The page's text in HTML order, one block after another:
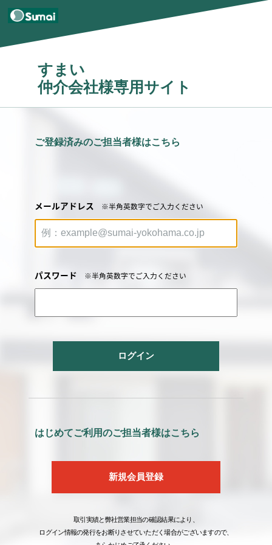
すまい
仲介会社様専用サイト
ご登録済みのご担当者様はこちら
メールアドレス ※半角英数字でご入力ください
パスワード ※半角英数字でご入力ください
ログイン
はじめてご利用のご担当者様はこちら
新規会員登録
取引実績と弊社営業担当の確認結果により、
ログイン情報の発行をお断りさせていただく場合がございますので、